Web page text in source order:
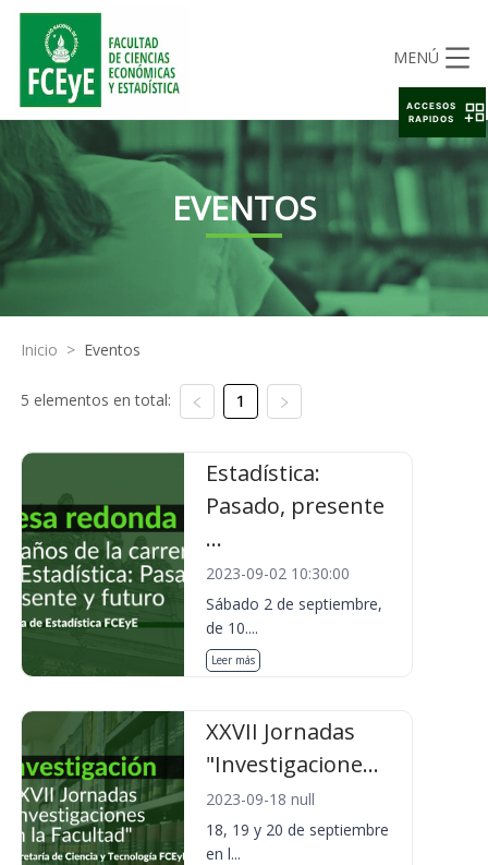
MENÚ
EVENTOS
Inicio > Eventos
5 elementos en total: 1
Estadística:
Pasado, presente
...
2023-09-02 10:30:00
Sábado 2 de septiembre,
de 10....
Leer más
XXVII Jornadas
"Investigacione...
2023-09-18 null
18, 19 y 20 de septiembre
en l...
ACCESOS
RAPIDOS